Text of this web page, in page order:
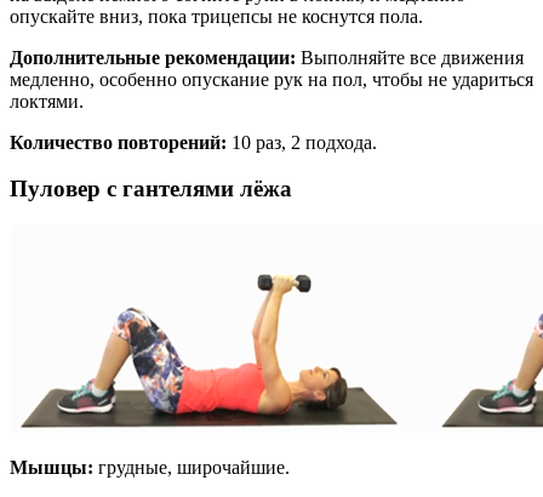
опускайте вниз, пока трицепсы не коснутся пола.
Дополнительные рекомендации: Выполняйте все движения
медленно, особенно опускание рук на пол, чтобы не удариться
локтями.
Количество повторений: 10 раз, 2 подхода.
Пуловер с гантелями лёжа
Мышцы: грудные, широчайшие.